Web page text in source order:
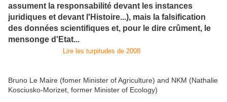
assument la responsabilité devant les instances
juridiques et devant l'Histoire...), mais la falsification
des données scientifiques et, pour le dire crûment, le
mensonge d'Etat...
Lire les turpitudes de 2008
Bruno Le Maire (fomer Minister of Agriculture) and NKM (Nathalie
Kosciusko-Morizet, former Minister of Ecology)